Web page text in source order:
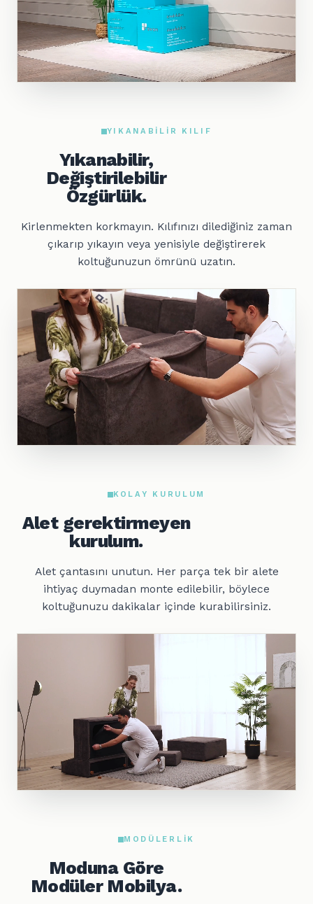
YIKANABILIR KILIF
Yıkanabilir,
Değiştirilebilir
Özgürlük.
Kirlenmekten korkmayın. Kılıfınızı dilediğiniz zaman
çıkarıp yıkayın veya yenisiyle değiştirerek
koltuğunuzun ömrünü uzatın.
KOLAY KURULUM
Alet gerektirmeyen
kurulum.
Alet çantasını unutun. Her parça tek bir alete
ihtiyaç duymadan monte edilebilir, böylece
koltuğunuzu dakikalar içinde kurabilirsiniz.
MODÜLERLIK
Moduna Göre
Modüler Mobilya.